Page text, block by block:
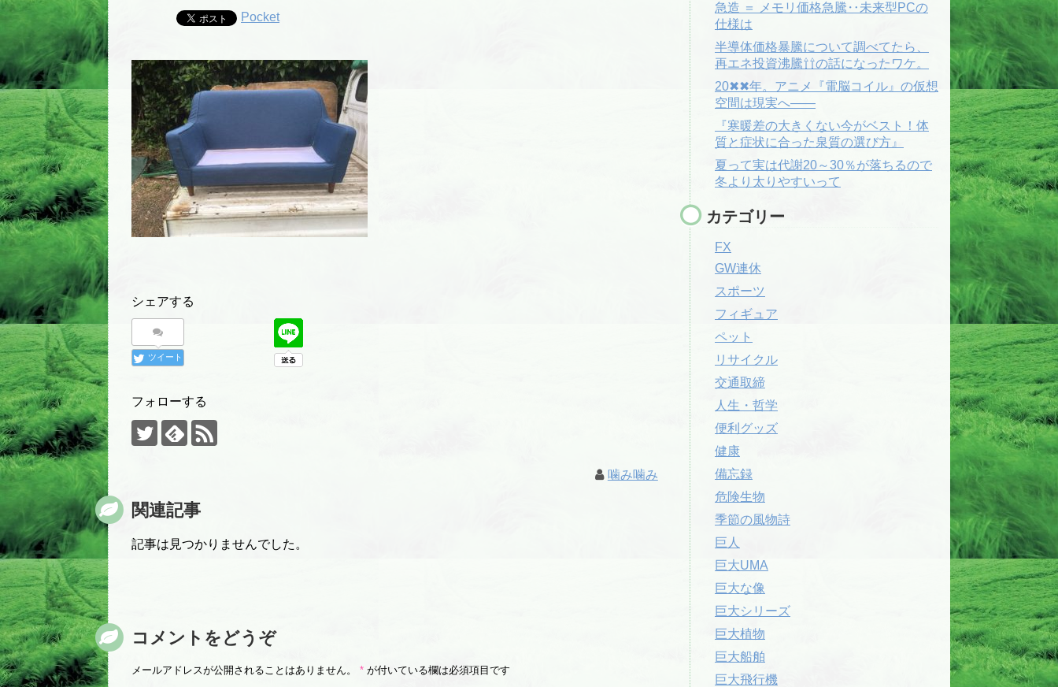
Pocket
シェアする
ツイート
フォローする
噛み噛み
関連記事
記事は見つかりませんでした。
コメントをどうぞ
メールアドレスが公開されることはありません。 * が付いている欄は必須項目です
急造 ＝ メモリ価格急騰‥未来型PCの
仕様は
半導体価格暴騰について調べてたら、
再エネ投資沸騰⇧⇧の話になったワケ。
20✖✖年。アニメ『電脳コイル』の仮想
空間は現実へ――
『寒暖差の大きくない今がベスト！体
質と症状に合った泉質の選び方』
夏って実は代謝20～30％が落ちるので
冬より太りやすいって
カテゴリー
FX
GW連休
スポーツ
フィギュア
ペット
リサイクル
交通取締
人生・哲学
便利グッズ
健康
備忘録
危険生物
季節の風物詩
巨人
巨大UMA
巨大な像
巨大シリーズ
巨大植物
巨大船舶
巨大飛行機